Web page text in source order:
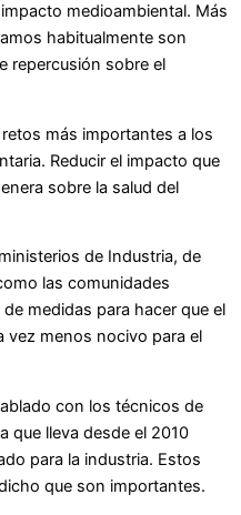
medioambiental. Más
habitualmente son
repercusión sobre el
más importantes a los
Reducir el impacto que
sobre la salud del
de Industria, de
las comunidades
medidas para hacer que el
vez menos nocivo para el
con los técnicos de
que lleva desde el 2010
para la industria. Estos
que son importantes.